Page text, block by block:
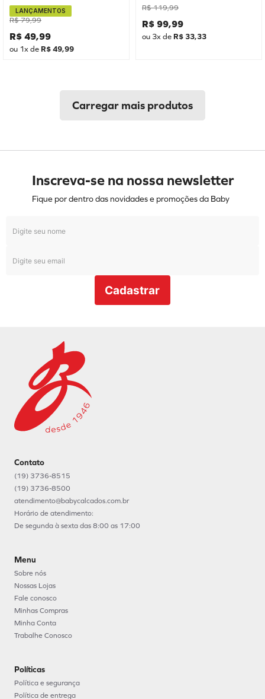
LANÇAMENTOS
R$ 79,99
R$ 49,99
ou 1x de R$49,99
R$ 119,99
R$ 99,99
ou 3x de R$ 33,33
Inscreva-se na nossa newsletter
Fique por dentro das novidades e promoções da Baby
Cadastrar
Contato
(19) 3736-8515
(19) 3736-8500
atendimento@babycalcados.com.br
Horário de atendimento:
De segunda à sexta das 8:00 as 17:00
Menu
Sobre nós
Nossas Lojas
Fale conosco
Minhas Compras
Minha Conta
Trabalhe Conosco
Políticas
Política e segurança
Política de entrega